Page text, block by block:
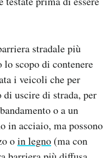
stradale più
lo scopo di contenere
i veicoli che per
uscire di strada, per
o a un
in acciaio, ma possono
oin legno (ma con